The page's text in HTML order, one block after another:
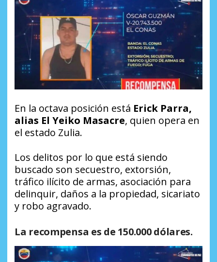
En la octava posición está Erick Parra,
alias El Yeiko Masacre, quien opera en
el estado Zulia.
Los delitos por lo que está siendo
buscado son secuestro, extorsión,
tráfico ilícito de armas, asociación para
delinquir, daños a la propiedad, sicariato
y robo agravado.
La recompensa es de 150.000 dólares.